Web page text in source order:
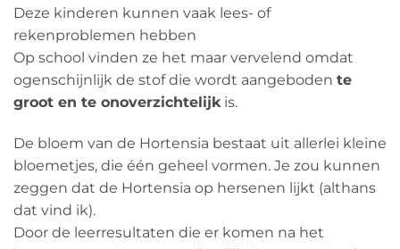
Deze kinderen kunnen vaak lees- of
rekenproblemen hebben
Op school vinden ze het maar vervelend omdat
ogenschijnlijk de stof die wordt aangeboden te
groot en te onoverzichtelijk is.
De bloem van de Hortensia bestaat uit allerlei kleine
bloemetjes, die één geheel vormen. Je zou kunnen
zeggen dat de Hortensia op hersenen lijkt (althans
dat vind ik).
Door de leerresultaten die er komen na het